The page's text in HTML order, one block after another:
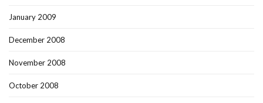
January 2009
December 2008
November 2008
October 2008